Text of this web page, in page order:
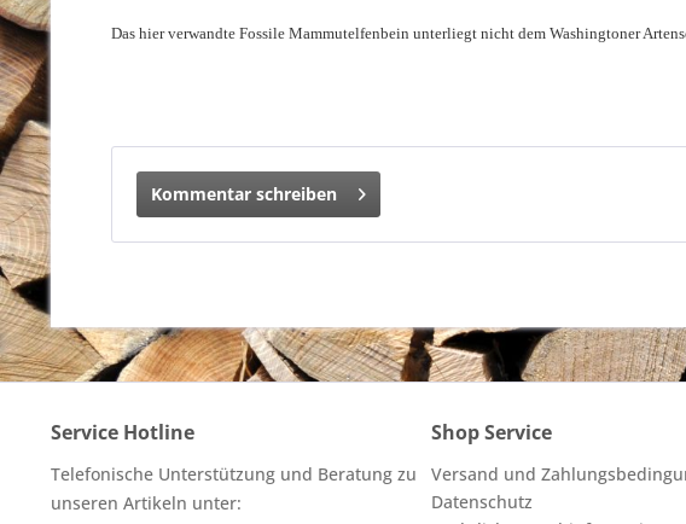
Das hier verwandte Fossile Mammutelfenbein unterliegt nicht dem Washingtoner
Kommentar schreiben
Service Hotline
Telefonische Unterstützung und Beratung zu
unseren Artikeln unter:
Shop Service
Versand und
Datenschutz